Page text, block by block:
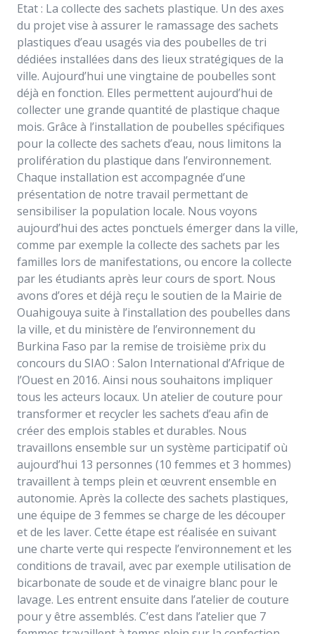
Etat : La collecte des sachets plastique. Un des axes
du projet vise à assurer le ramassage des sachets
plastiques d’eau usagés via des poubelles de tri
dédiées installées dans des lieux stratégiques de la
ville. Aujourd’hui une vingtaine de poubelles sont
déjà en fonction. Elles permettent aujourd’hui de
collecter une grande quantité de plastique chaque
mois. Grâce à l’installation de poubelles spécifiques
pour la collecte des sachets d’eau, nous limitons la
prolifération du plastique dans l’environnement.
Chaque installation est accompagnée d’une
présentation de notre travail permettant de
sensibiliser la population locale. Nous voyons
aujourd’hui des actes ponctuels émerger dans la ville,
comme par exemple la collecte des sachets par les
familles lors de manifestations, ou encore la collecte
par les étudiants après leur cours de sport. Nous
avons d’ores et déjà reçu le soutien de la Mairie de
Ouahigouya suite à l’installation des poubelles dans
la ville, et du ministère de l’environnement du
Burkina Faso par la remise de troisième prix du
concours du SIAO : Salon International d’Afrique de
l’Ouest en 2016. Ainsi nous souhaitons impliquer
tous les acteurs locaux. Un atelier de couture pour
transformer et recycler les sachets d’eau afin de
créer des emplois stables et durables. Nous
travaillons ensemble sur un système participatif où
aujourd’hui 13 personnes (10 femmes et 3 hommes)
travaillent à temps plein et œuvrent ensemble en
autonomie. Après la collecte des sachets plastiques,
une équipe de 3 femmes se charge de les découper
et de les laver. Cette étape est réalisée en suivant
une charte verte qui respecte l’environnement et les
conditions de travail, avec par exemple utilisation de
bicarbonate de soude et de vinaigre blanc pour le
lavage. Les entrent ensuite dans l’atelier de couture
pour y être assemblés. C’est dans l’atelier que 7